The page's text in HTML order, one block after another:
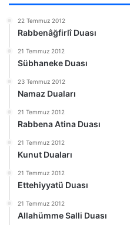
22 Temmuz 2012
Rabbenâğfirlî Duası
21 Temmuz 2012
Sübhaneke Duası
23 Temmuz 2012
Namaz Duaları
21 Temmuz 2012
Rabbena Atina Duası
21 Temmuz 2012
Kunut Duaları
21 Temmuz 2012
Ettehiyyatü Duası
21 Temmuz 2012
Allahümme Salli Duası